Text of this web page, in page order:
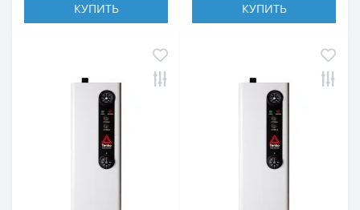
КУПИТЬ КУПИТЬ